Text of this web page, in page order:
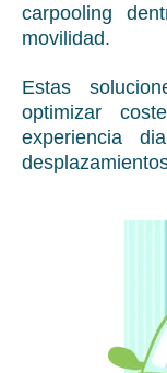
carpooling
movilidad.
Estas
optimizar
experiencia